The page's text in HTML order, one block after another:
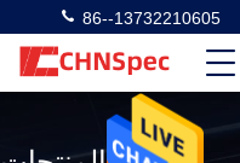
86--13732210605